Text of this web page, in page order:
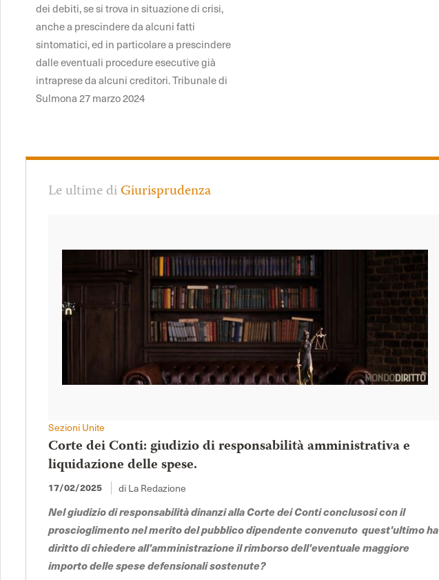
dei debiti, se si trova in situazione di crisi,
anche a prescindere da alcuni fatti
sintomatici, ed in particolare a prescindere
dalle eventuali procedure esecutive già
intraprese da alcuni creditori. Tribunale di
Sulmona 27 marzo 2024
Le ultime diGiurisprudenza
Sezioni Unite
Corte dei Conti: giudizio di responsabilità amministrativa e
liquidazione delle spese.
17/02/2025 di La Redazione
Nel giudizio di responsabilità dinanzi alla Corte dei Conti conclusosi con il
proscioglimento nel merito del pubblico dipendente convenuto quest'ultimo ha
diritto di chiedere all'amministrazione il rimborso dell'eventuale maggiore
importo delle spese defensionali sostenute?